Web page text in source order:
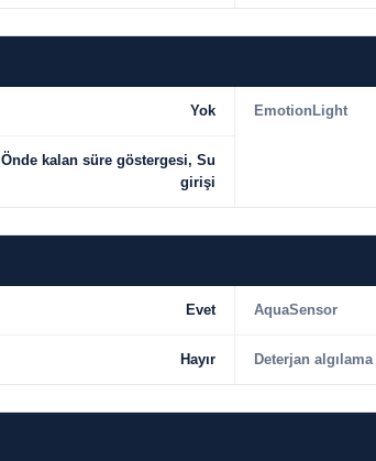
Yok EmotionLight
Önde kalan süre göstergesi, Su
girişi
Evet AquaSensor
Hayır Deterjan algılama